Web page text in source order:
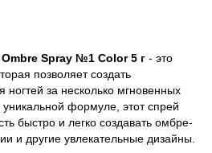
Spray №1 Color 5 г - это
позволяет создать
за несколько мгновенных
формуле, этот спрей
быстро и легко создавать омбре-
и другие увлекательные дизайны.